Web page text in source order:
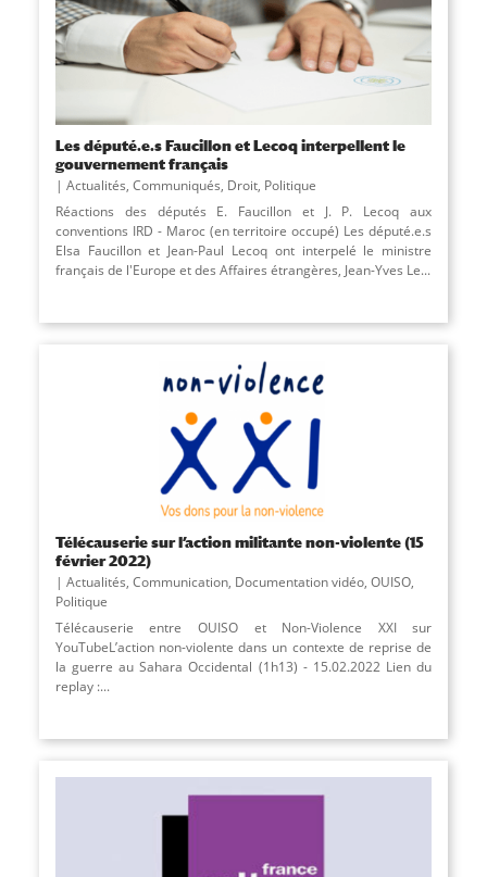
Les député.e.s Faucillon et Lecoq interpellent le
gouvernement français
Actualités, Communiqués, Droit, Politique
Réactions des députés E. Faucillon et J. P. Lecoq aux
conventions IRD - Maroc (en territoire occupé) Les député.e.s
Elsa Faucillon et Jean-Paul Lecoq ont interpelé le ministre
français de l'Europe et des Affaires étrangères, Jean-Yves Le...
Télécauserie sur l’action militante non-violente (15
février 2022)
Actualités, Communication, Documentation vidéo, OUISO,
Politique
Télécauserie entre OUISO et Non-Violence XXI sur
YouTubeL’action non-violente dans un contexte de reprise de
la guerre au Sahara Occidental (1h13) - 15.02.2022 Lien du
replay :...